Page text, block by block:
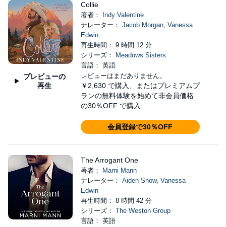
プレビューの
再生
Collie
著者：
Indy Valentine
ナレーター： Jacob Morgan, Vanessa
Edwin
再生時間： 9 時間 12 分
シリーズ：
Meadows Sisters
言語： 英語
レビューはまだありません。
￥2,630 で購入、またはプレミアムプ
ランの無料体験を始めて非会員価格
の30％OFF で購入
会員登録で30％OFF
The Arrogant One
著者：
Marni Mann
ナレーター： Aiden Snow, Vanessa
Edwin
再生時間： 8 時間 42 分
シリーズ： The Weston Group
言語： 英語